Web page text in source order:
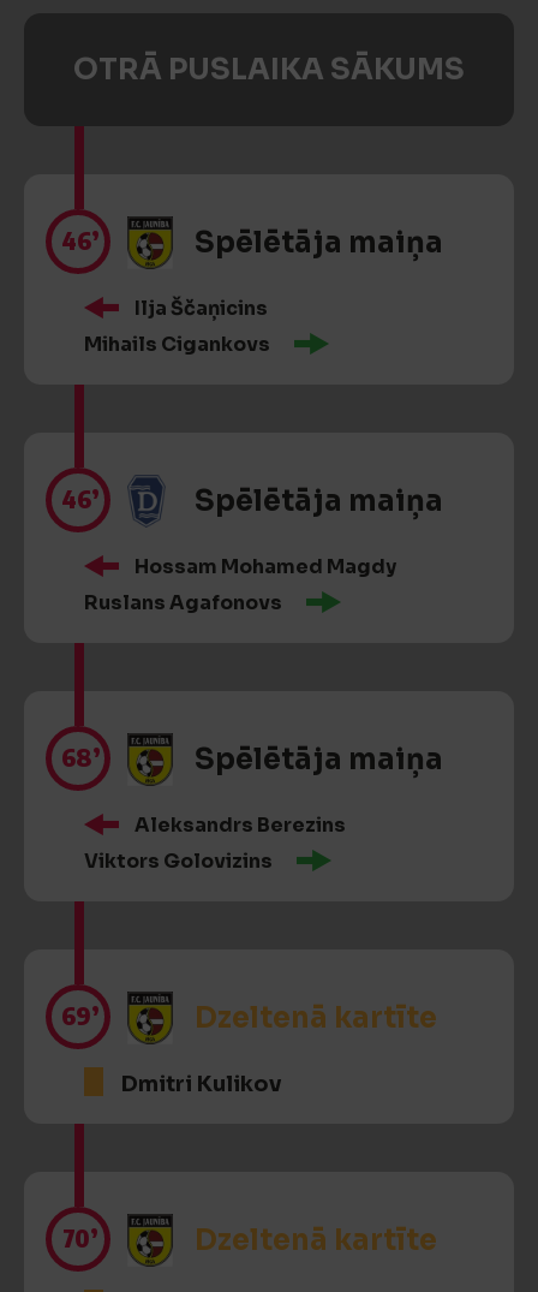
OTRĀ PUSLAIKA SĀKUMS
46’ Spēlētāja maiņa
Ilja Ščaņicins
Mihails Cigankovs
46’ Spēlētāja maiņa
Hossam Mohamed Magdy
Ruslans Agafonovs
68’ Spēlētāja maiņa
Aleksandrs Berezins
Viktors Golovizins
69’ Dzeltenā kartīte
Dmitri Kulikov
70’ Dzeltenā kartīte